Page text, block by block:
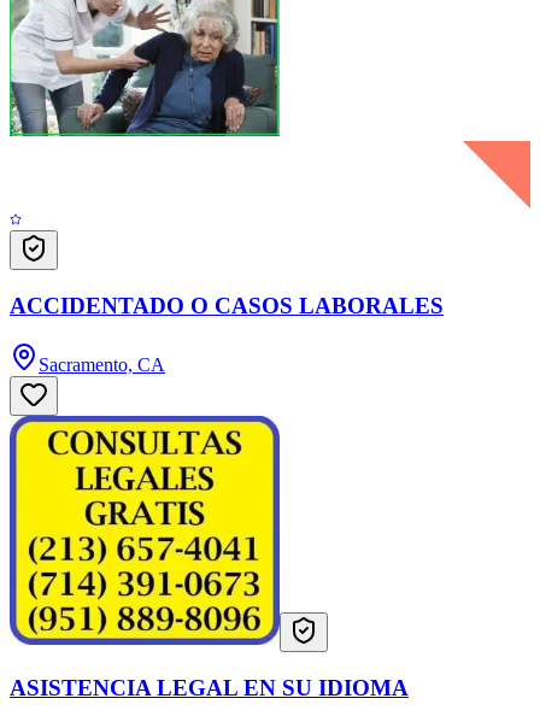
ACCIDENTADO O CASOS LABORALES
Sacramento, CA
ASISTENCIA LEGAL EN SU IDIOMA